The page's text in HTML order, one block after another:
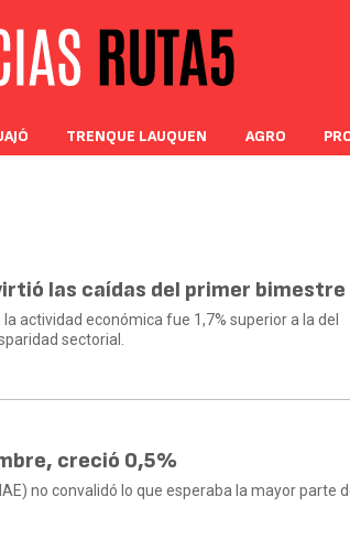
TRENQUE LAUQUEN AGRO
las caídas del primer bimestre
actividad económica fue 1,7% superior a la del
sectorial.
creció 0,5%
no convalidó lo que esperaba la mayor parte